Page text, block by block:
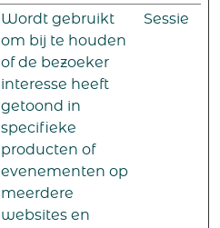
Wordt gebruikt
om bij te houden
of de bezoeker
interesse heeft
getoond in
specifieke
producten of
evenementen op
meerdere
websites en
Sessie